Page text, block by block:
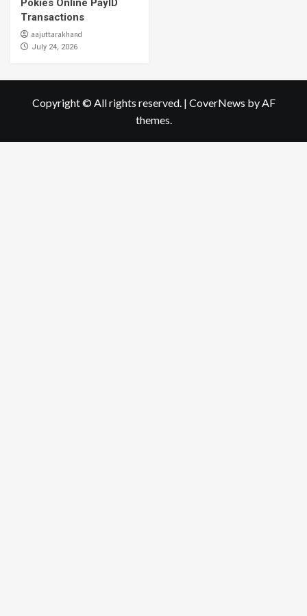
Pokies Online PayID
Transactions
aajuttarakhand
July 24, 2026
Copyright © All rights reserved. | CoverNews by AF
themes.